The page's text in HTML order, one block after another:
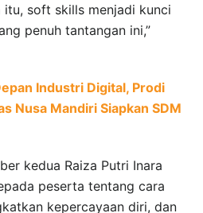
itu, soft skills menjadi kunci
penuh tantangan ini,”
Industri Digital, Prodi
Nusa Mandiri Siapkan SDM
kedua Raiza Putri Inara
peserta tentang cara
kepercayaan diri, dan